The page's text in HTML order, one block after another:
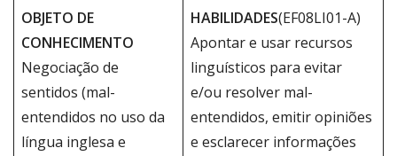
OBJETO DE
CONHECIMENTO
Negociação de
sentidos (mal-
entendidos no uso da
língua inglesa e
HABILIDADES(EF08LI01-A)
Apontar e usar recursos
linguísticos para evitar
e/ou resolver mal-
entendidos, emitir opiniões
e esclarecer informações